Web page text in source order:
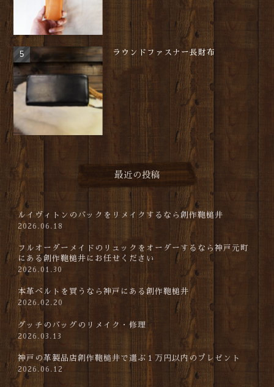
ラウンドファスナー長財布
最近の投稿
ルイヴィトンのバックをリメイクするなら創作鞄槌井
2026.06.18
フルオーダーメイドのリュックをオーダーするなら神戸元町
にある創作鞄槌井にお任せください
2026.01.30
本革ベルトを買うなら神戸にある創作鞄槌井
2026.02.20
グッチのバッグのリメイク・修理
2026.03.13
神戸の革製品店創作鞄槌井で選ぶ１万円以内のプレゼント
2026.06.12